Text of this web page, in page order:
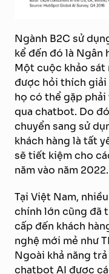
Ngành B2C sử
kể đến đó là Ngân
Một cuộc khảo sát
được hỏi thích giải
họ có thể gặp
qua chatbot. Do
chuyển sang sử
khách hàng là tất
sẽ tiết kiệm cho
năm vào năm 2022.
Tại Việt Nam,
chính lớn cũng đã
cấp đến khách
nghệ mới mẻ như
Ngoài khả năng
chatbot AI được